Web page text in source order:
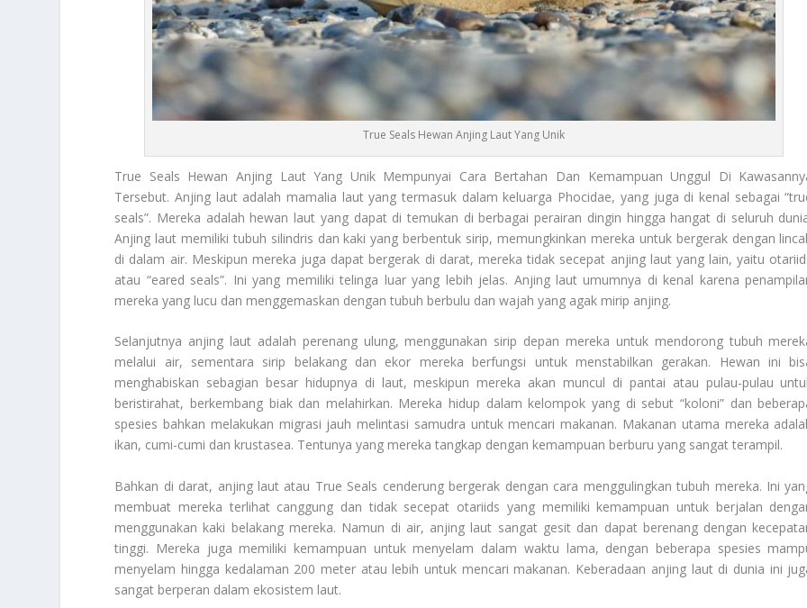
True Seals Hewan Anjing Laut Yang Unik
True Seals Hewan Anjing Laut Yang Unik Mempunyai Cara Bertahan Dan Kemampuan Unggul Di
Tersebut. Anjing laut adalah mamalia laut yang termasuk dalam keluarga Phocidae, yang juga di kenal sebagai
seals”. Mereka adalah hewan laut yang dapat di temukan di berbagai perairan dingin hingga hangat di seluruh
Anjing laut memiliki tubuh silindris dan kaki yang berbentuk sirip, memungkinkan mereka untuk bergerak dengan
di dalam air. Meskipun mereka juga dapat bergerak di darat, mereka tidak secepat anjing laut yang lain, yaitu
atau “eared seals”. Ini yang memiliki telinga luar yang lebih jelas. Anjing laut umumnya di kenal karena
mereka yang lucu dan menggemaskan dengan tubuh berbulu dan wajah yang agak mirip anjing.
Selanjutnya anjing laut adalah perenang ulung, menggunakan sirip depan mereka untuk mendorong tubuh
melalui air, sementara sirip belakang dan ekor mereka berfungsi untuk menstabilkan gerakan. Hewan ini
menghabiskan sebagian besar hidupnya di laut, meskipun mereka akan muncul di pantai atau pulau-pulau
beristirahat, berkembang biak dan melahirkan. Mereka hidup dalam kelompok yang di sebut “koloni” dan
spesies bahkan melakukan migrasi jauh melintasi samudra untuk mencari makanan. Makanan utama mereka
ikan, cumi-cumi dan krustasea. Tentunya yang mereka tangkap dengan kemampuan berburu yang sangat terampil.
Bahkan di darat, anjing laut atau True Seals cenderung bergerak dengan cara menggulingkan tubuh mereka. Ini
membuat mereka terlihat canggung dan tidak secepat otariids yang memiliki kemampuan untuk berjalan
menggunakan kaki belakang mereka. Namun di air, anjing laut sangat gesit dan dapat berenang dengan
tinggi. Mereka juga memiliki kemampuan untuk menyelam dalam waktu lama, dengan beberapa spesies
menyelam hingga kedalaman 200 meter atau lebih untuk mencari makanan. Keberadaan anjing laut di dunia ini
sangat berperan dalam ekosistem laut.